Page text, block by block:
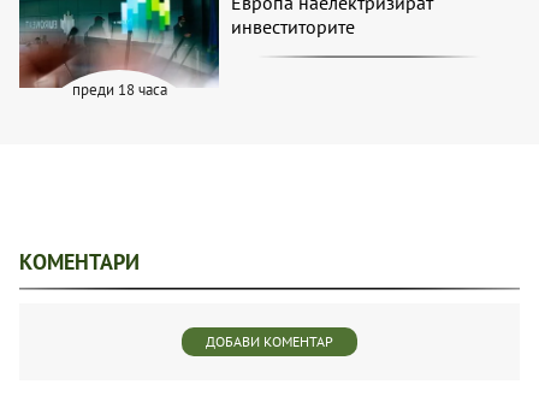
преди 18 часа
инвеститорите
КОМЕНТАРИ
ДОБАВИ КОМЕНТАР